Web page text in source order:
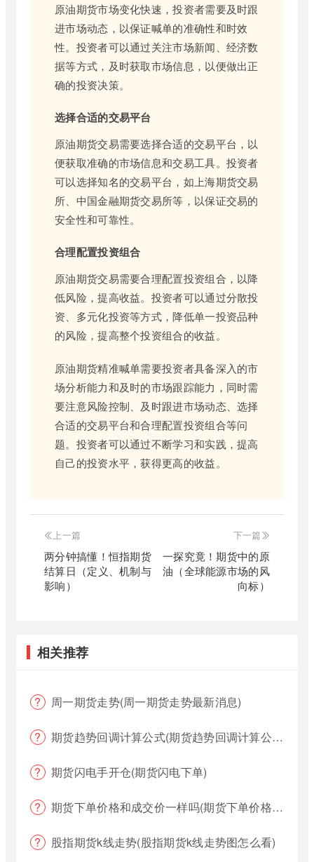
原油期货市场变化快速，投资者需要及时跟
进市场动态，以保证喊单的准确性和时效
性。投资者可以通过关注市场新闻、经济数
据等方式，及时获取市场信息，以便做出正
确的投资决策。
选择合适的交易平台
原油期货交易需要选择合适的交易平台，以
便获取准确的市场信息和交易工具。投资者
可以选择知名的交易平台，如上海期货交易
所、中国金融期货交易所等，以保证交易的
安全性和可靠性。
合理配置投资组合
原油期货交易需要合理配置投资组合，以降
低风险，提高收益。投资者可以通过分散投
资、多元化投资等方式，降低单一投资品种
的风险，提高整个投资组合的收益。
原油期货精准喊单需要投资者具备深入的市
场分析能力和及时的市场跟踪能力，同时需
要注意风险控制、及时跟进市场动态、选择
合适的交易平台和合理配置投资组合等问
题。投资者可以通过不断学习和实践，提高
自己的投资水平，获得更高的收益。
上一篇
两分钟搞懂！恒指期货
结算日（定义、机制与
影响）
下一篇
一探究竟！期货中的原
油（全球能源市场的风
向标）
相关推荐
周一期货走势(周一期货走势最新消息)
期货趋势回调计算公式(期货趋势回调计算公式是什么)
期货闪电手开仓(期货闪电下单)
期货下单价格和成交价一样吗(期货下单价格哪个好?)
股指期货k线走势(股指期货k线走势图怎么看)